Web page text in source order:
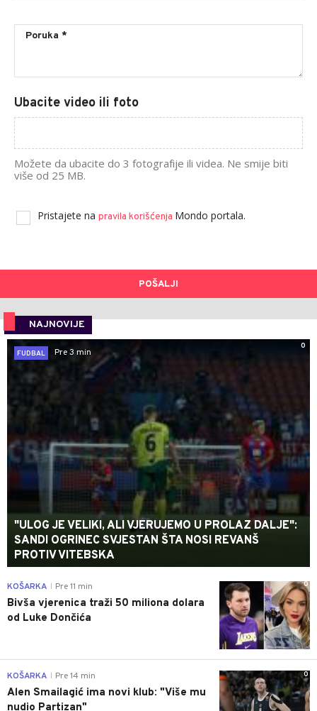
Ubacite video ili foto
Možete da ubacite do 3 fotografije ili videa. Ne smije biti
više od 25 MB.
Pristajete na pravila korišćenja Mondo portala.
POŠALJI
NAJNOVIJE
0
FUDBAL
Pre 3 min
"ULOG JE VELIKI, ALI VJERUJEMO U PROLAZ DALJE":
SANDI OGRINEC SVJESTAN ŠTA NOSI REVANŠ
PROTIV VITEBSKA
0
KOŠARKA Pre 11 min
Bivša vjerenica traži 50 miliona dolara
od Luke Dončića
0
KOŠARKA Pre 14 min
Alen Smailagić ima novi klub: "Više mu
nudio Partizan"